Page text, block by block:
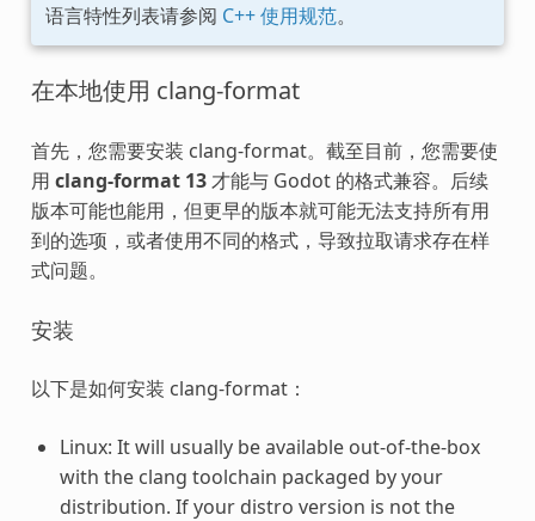
语言特性列表请参阅 C++ 使用规范。
在本地使用 clang-format
首先，您需要安装 clang-format。截至目前，您需要使
用 clang-format 13才能与 Godot 的格式兼容。后续
版本可能也能用，但更早的版本就可能无法支持所有用
到的选项，或者使用不同的格式，导致拉取请求存在样
式问题。
安装
以下是如何安装 clang-format：
Linux: It will usually be available out-of-the-box
with the clang toolchain packaged by your
distribution. If your distro version is not the